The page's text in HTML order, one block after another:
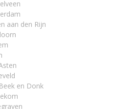
aan den Rijn
en Donk